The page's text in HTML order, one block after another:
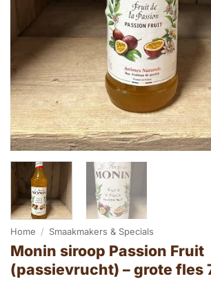
Home / Smaakmakers & Specials
Monin siroop Passion Fruit
(passievrucht) – grote fles